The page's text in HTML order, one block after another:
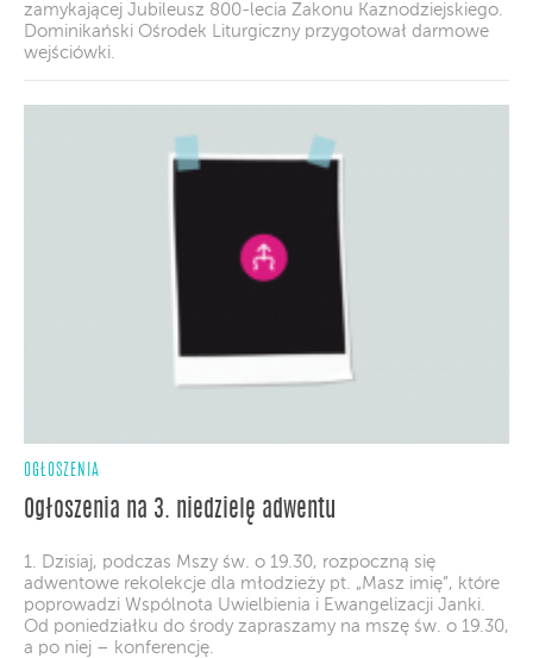
zamykającej Jubileusz 800-lecia Zakonu Kaznodziejskiego.
Dominikański Ośrodek Liturgiczny przygotował darmowe
wejściówki.
OGŁOSZENIA
Ogłoszenia na 3. niedzielę adwentu
1. Dzisiaj, podczas Mszy św. o 19.30, rozpoczną się
adwentowe rekolekcje dla młodzieży pt. „Masz imię”, które
poprowadzi Wspólnota Uwielbienia i Ewangelizacji Janki.
Od poniedziałku do środy zapraszamy na mszę św. o 19.30,
a po niej – konferencję.